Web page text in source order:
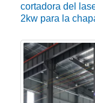
cortadora del
2kw para la